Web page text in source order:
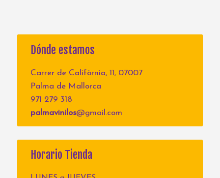
Dónde estamos
Carrer de Califòrnia, 11, 07007
Palma de Mallorca
971 279 318
palmavinilos@gmail.com
Horario Tienda